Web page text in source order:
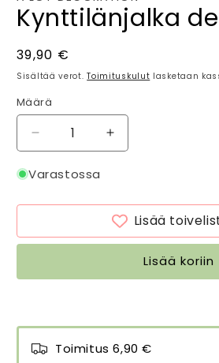
Kynttilänjalka
Normaalihinta
39,90 €
Sisältää verot.Toimituskulut lasketaan
Määrä
Määrä
Vähennä
tuotteen
Kynttilänjalka
määrää
Lisää
tuotteen
määrää
Varastossa
Lisää
Lisää koriin
Toimitus 6,90 €